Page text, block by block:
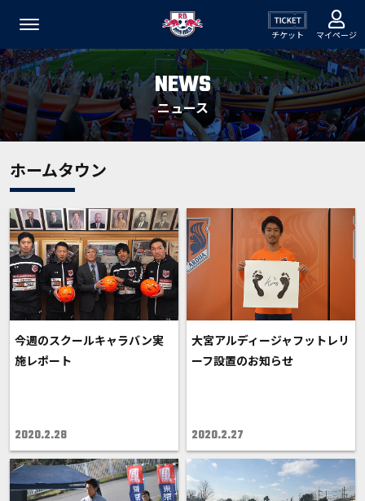
チケット マイページ
NEWS
ニュース
ホームタウン
今週のスクールキャラバン実
施レポート
2020.2.28
大宮アルディージャフットレリ
ーフ設置のお知らせ
2020.2.27